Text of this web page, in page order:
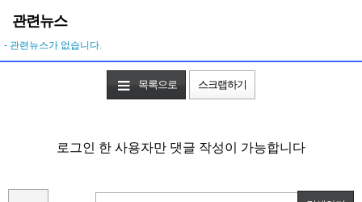
관련뉴스
- 관련뉴스가 없습니다.
목록으로 스크랩하기
로그인 한 사용자만 댓글 작성이 가능합니다